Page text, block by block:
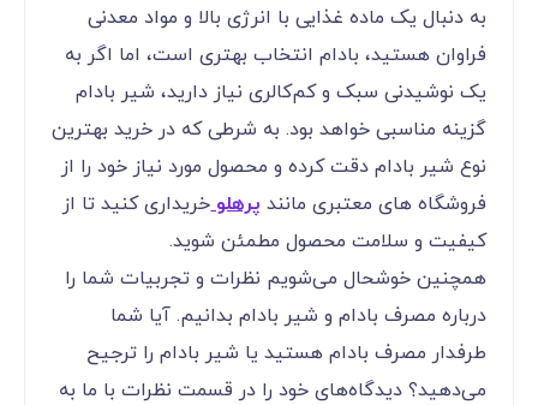
به دنبال یک ماده غذایی با انرژی بالا و مواد معدنی
فراوان هستید، بادام انتخاب بهتری است، اما اگر به
یک نوشیدنی سبک و کم‌کالری نیاز دارید، شیر بادام
گزینه مناسبی خواهد بود. به شرطی که در خرید بهترین
نوع شیر بادام دقت کرده و محصول مورد نیاز خود را از
فروشگاه های معتبری مانند پرهلوخریداری کنید تا از
کیفیت و سلامت محصول مطمئن شوید.
همچنین خوشحال می‌شویم نظرات و تجربیات شما را
درباره مصرف بادام و شیر بادام بدانیم. آیا شما
طرفدار مصرف بادام هستید یا شیر بادام را ترجیح
می‌دهید؟ دیدگاه‌های خود را در قسمت نظرات با ما به